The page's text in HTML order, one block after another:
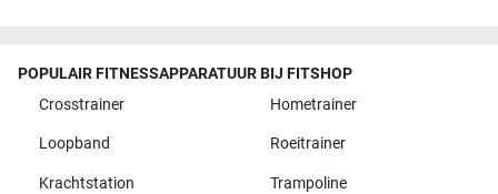
POPULAIR FITNESSAPPARATUUR BIJ FITSHOP
Crosstrainer
Hometrainer
Loopband Roeitrainer
Krachtstation Trampoline